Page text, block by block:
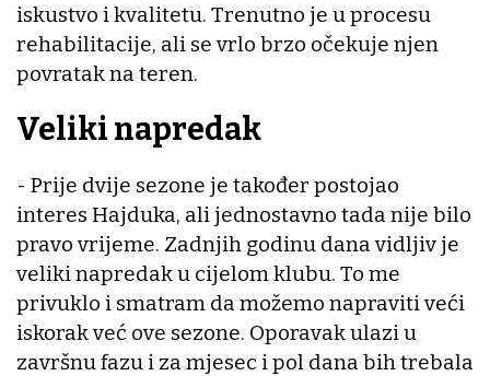
iskustvo i kvalitetu. Trenutno je u procesu
rehabilitacije, ali se vrlo brzo očekuje njen
povratak na teren.
Veliki napredak
- Prije dvije sezone je također postojao
interes Hajduka, ali jednostavno tada nije bilo
pravo vrijeme. Zadnjih godinu dana vidljiv je
veliki napredak u cijelom klubu. To me
privuklo i smatram da možemo napraviti veći
iskorak već ove sezone. Oporavak ulazi u
završnu fazu i za mjesec i pol dana bih trebala